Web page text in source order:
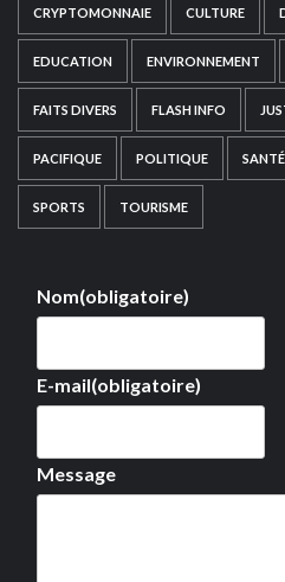
CRYPTOMONNAIE CULTURE
EDUCATION ENVIRONNEMENT
FAITS DIVERS FLASH INFO
PACIFIQUE POLITIQUE SANTÉ
SPORTS TOURISME
Nom(obligatoire)
E-mail(obligatoire)
Message